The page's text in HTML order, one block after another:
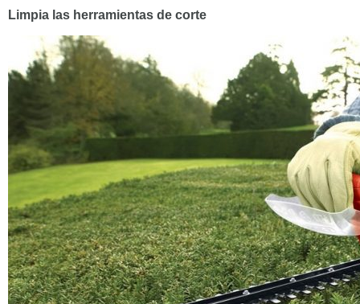
Limpia las herramientas de corte